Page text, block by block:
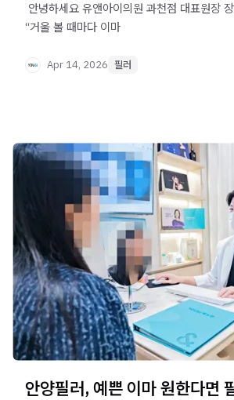
안녕하세요 유앤아이의원 과천점 대표원장 장
“거울 볼 때마다 이마
Apr 14, 2026 필러
안양필러, 예쁜 이마 원한다면